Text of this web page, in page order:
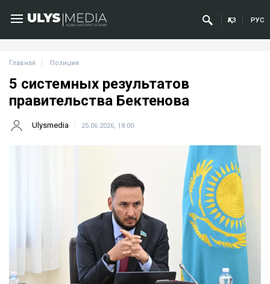
ҚАЗ РУС
Главная Позиция
5 системных результатов
правительства Бектенова
Ulysmedia 25.06.2026, 18:00